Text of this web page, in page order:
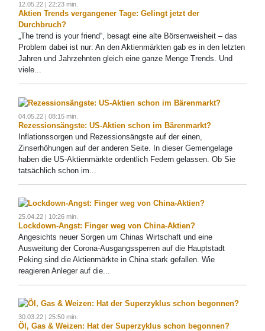
12.05.22 | 22:23 min.
Aktien Trends vergangener Tage: Gelingt jetzt der
Durchbruch?
„The trend is your friend“, besagt eine alte Börsenweisheit – das
Problem dabei ist nur: An den Aktienmärkten gab es in den letzten
Jahren und Jahrzehnten gleich eine ganze Menge Trends. Und
viele...
04.05.22 | 08:15 min.
Rezessionsängste: US-Aktien schon im Bärenmarkt?
Inflationssorgen und Rezessionsängste auf der einen,
Zinserhöhungen auf der anderen Seite. In dieser Gemengelage
haben die US-Aktienmärkte ordentlich Federn gelassen. Ob Sie
tatsächlich schon im...
25.04.22 | 10:26 min.
Lockdown-Angst: Finger weg von China-Aktien?
Angesichts neuer Sorgen um Chinas Wirtschaft und eine
Ausweitung der Corona-Ausgangssperren auf die Hauptstadt
Peking sind die Aktienmärkte in China stark gefallen. Wie
reagieren Anleger auf die...
30.03.22 | 25:50 min.
Öl, Gas & Weizen: Hat der Superzyklus schon begonnen?